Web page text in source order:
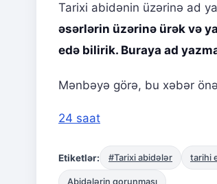
Tarixi abidənin üzərinə ad
əsərlərin üzərinə ürək və
edə bilirik. Buraya ad
Mənbəyə görə, bu xəbər
24 saat
Etiketlər: #Tarixi abidələr tarihi
Abidələrin qorunması